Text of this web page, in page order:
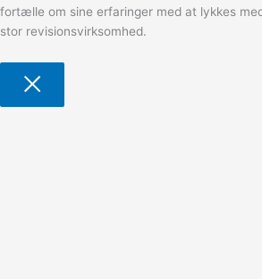
fortælle om sine erfaringer med at lykkes
stor revisionsvirksomhed.